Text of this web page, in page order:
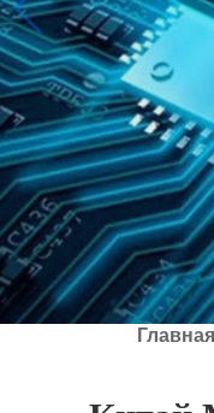
Главная